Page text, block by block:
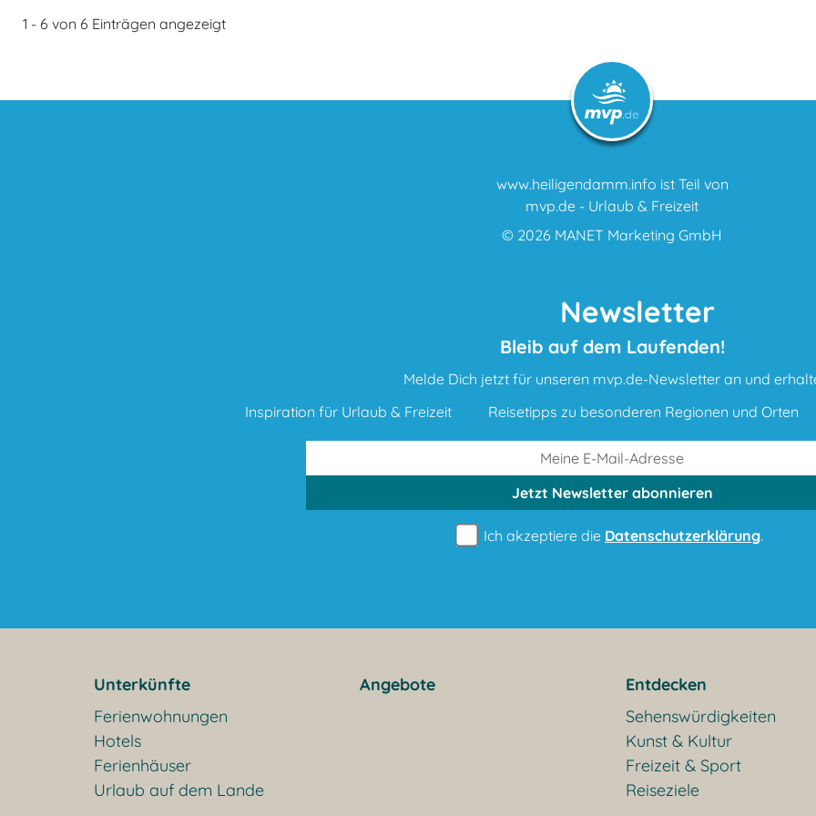
1 - 6 von 6 Einträgen angezeigt
www.heiligendamm.info ist Teil von
mvp.de - Urlaub & Freizeit
© 2026 MANET Marketing GmbH
Newsletter
Bleib auf dem Laufenden!
Melde Dich jetzt für unseren mvp.de-Newsletter an und
Inspiration für Urlaub & Freizeit
Reisetipps zu besonderen Regionen und Orten
Jetzt Newsletterabonnieren
Ich akzeptiere die Datenschutzerklärung.
Unterkünfte
Ferienwohnungen
Hotels
Ferienhäuser
Urlaub auf dem Lande
Angebote
Entdecken
Sehenswürdigkeiten
Kunst & Kultur
Freizeit & Sport
Reiseziele